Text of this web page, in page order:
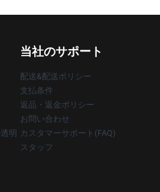
明
当社のサポート
配送&配送ポリシー
支払条件
返品・返金ポリシー
お問い合わせ
カスタマーサポート(FAQ)
スタッフ